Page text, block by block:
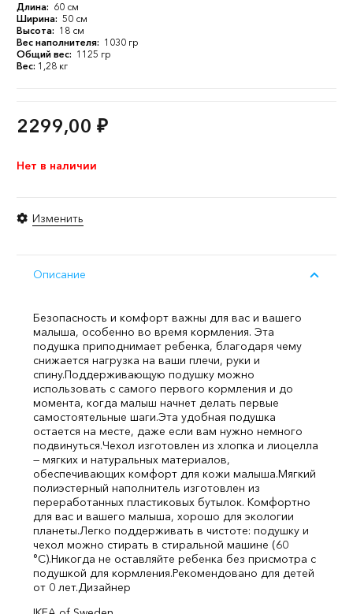
Длина: 60 см
Ширина: 50 см
Высота: 18 см
Вес наполнителя: 1030 гр
Общий вес: 1125 гр
Вес: 1,28 кг
2299,00 ₽
Нет в наличии
Изменить
Описание
Безопасность и комфорт важны для вас и вашего
малыша, особенно во время кормления. Эта
подушка приподнимает ребенка, благодаря чему
снижается нагрузка на ваши плечи, руки и
спину.Поддерживающую подушку можно
использовать с самого первого кормления и до
момента, когда малыш начнет делать первые
самостоятельные шаги.Эта удобная подушка
остается на месте, даже если вам нужно немного
подвинуться.Чехол изготовлен из хлопка и лиоцелла
— мягких и натуральных материалов,
обеспечивающих комфорт для кожи малыша.Мягкий
полиэстерный наполнитель изготовлен из
переработанных пластиковых бутылок. Комфортно
для вас и вашего малыша, хорошо для экологии
планеты.Легко поддерживать в чистоте: подушку и
чехол можно стирать в стиральной машине (60
°C).Никогда не оставляйте ребенка без присмотра с
подушкой для кормления.Рекомендовано для детей
от 0 лет.Дизайнер